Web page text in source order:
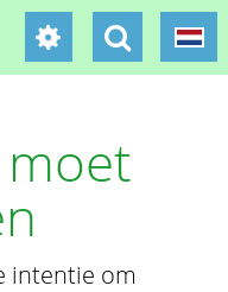
moet
intentie om